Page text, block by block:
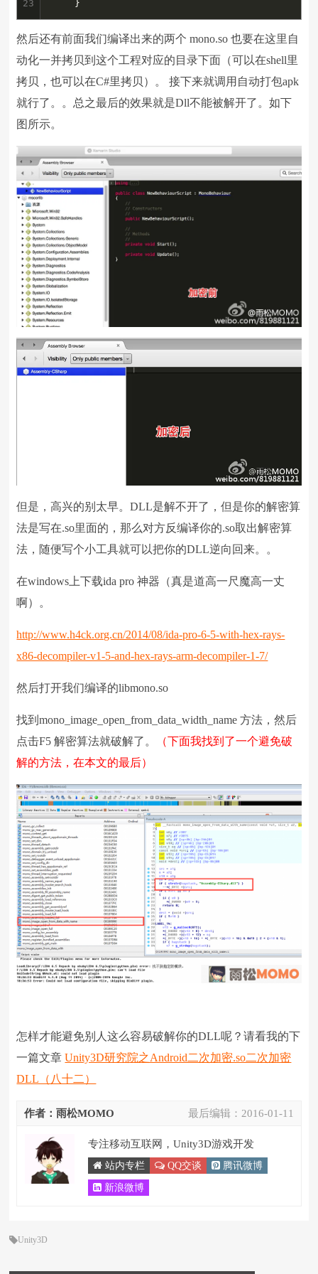
23
	}
然后还有前面我们编译出来的两个 mono.so 也要在这里自
动化一并拷贝到这个工程对应的目录下面（可以在shell里
拷贝，也可以在C#里拷贝）。 接下来就调用自动打包apk
就行了。。总之最后的效果就是Dll不能被解开了。如下
图所示。
但是，高兴的别太早。DLL是解不开了，但是你的解密算
法是写在.so里面的，那么对方反编译你的.so取出解密算
法，随便写个小工具就可以把你的DLL逆向回来。。
在windows上下载ida pro 神器（真是道高一尺魔高一丈
啊）。
http://www.h4ck.org.cn/2014/08/ida-pro-6-5-with-hex-rays-
x86-decompiler-v1-5-and-hex-rays-arm-decompiler-1-7/
然后打开我们编译的libmono.so
找到mono_image_open_from_data_width_name 方法，然后
点击F5 解密算法就破解了。
（下面我找到了一个避免破
解的方法，在本文的最后）
怎样才能避免别人这么容易破解你的DLL呢？请看我的下
一篇文章Unity3D研究院之Android二次加密.so二次加密
DLL（八十二）
最后编辑： 2016-01-11
作者：雨松MOMO
专注移动互联网，Unity3D游戏开发
站内专栏 QQ交谈 腾讯微博
新浪微博
Unity3D